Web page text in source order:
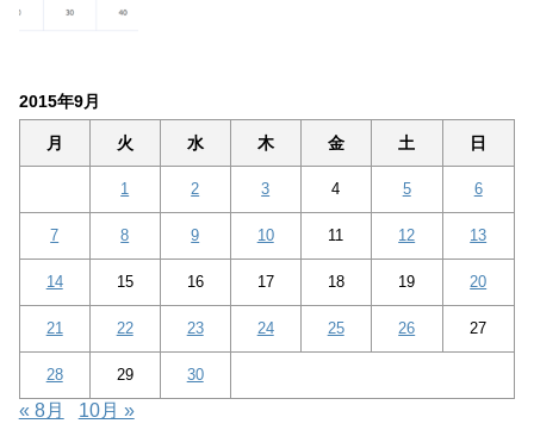
2015年9月
月 火 水 木 金 土 日
1 2 3 4 5 6
7 8 9 10 11 12 13
14 15 16 17 18 19 20
21 22 23 24 25 26 27
28 29 30
« 8月 10月 »